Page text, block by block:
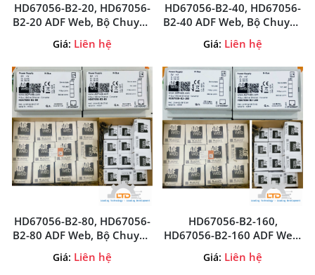
HD67056-B2-20, HD67056-
B2-20 ADF Web, Bộ Chuyển
Đổi MBus To BACnet
HD67056-B2-20, ADF Web-
Vietnam
Giá: Liên hệ
HD67056-B2-40, HD67056-
B2-40 ADF Web, Bộ Chuyển
Đổi MBus To BACnet
HD67056-B2-40, ADF Web-
Vietnam
Giá: Liên hệ
HD67056-B2-80, HD67056-
B2-80 ADF Web, Bộ Chuyển
Đổi MBus To BACnet
HD67056-B2-80, ADF Web-
Giá: Liên hệ
HD67056-B2-160,
HD67056-B2-160 ADF Web,
Bộ Chuyển Đổi MBus To
BACnet HD67056-B2-160,
Giá: Liên hệ